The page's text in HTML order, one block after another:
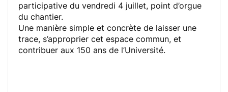
participative du vendredi 4 juillet, point d’orgue
du chantier.
Une manière simple et concrète de laisser une
trace, s’approprier cet espace commun, et
contribuer aux 150 ans de l’Université.